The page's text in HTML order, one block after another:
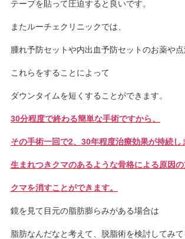
テープを貼って圧迫すると良いです。
またルーチェクリニックでは、
腫れ予防セットや内出血予防セットのお薬や点
これらをすることによって
ダウンタイムを短くすることができます。
30分程度で終わる簡単な手術ですから、
その手術一回で2、30年程度治療効果が持続し
生まれつきクマのあるような骨格による原因
クマを消すことができます。
鏡を見て目元の脂肪膨らみがある場合は
脂肪なんだなと考えて、脱脂術を検討してみて